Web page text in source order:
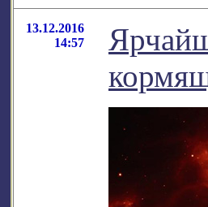
13.12.2016
14:57